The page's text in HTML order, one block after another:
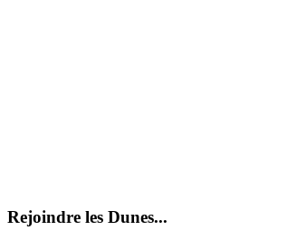
Rejoindre les Dunes...